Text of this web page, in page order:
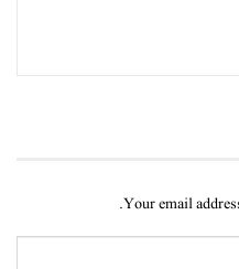
Your email